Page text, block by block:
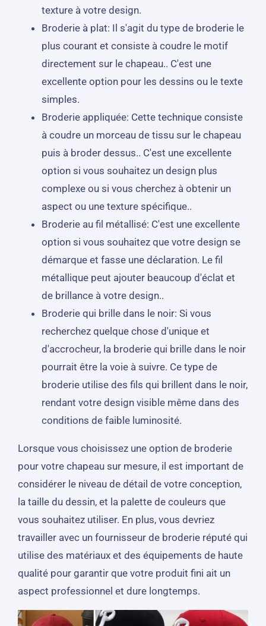
texture à votre design.
Broderie à plat: Il s'agit du type de broderie le
plus courant et consiste à coudre le motif
directement sur le chapeau.. C'est une
excellente option pour les dessins ou le texte
simples.
Broderie appliquée: Cette technique consiste
à coudre un morceau de tissu sur le chapeau
puis à broder dessus.. C'est une excellente
option si vous souhaitez un design plus
complexe ou si vous cherchez à obtenir un
aspect ou une texture spécifique..
Broderie au fil métallisé: C'est une excellente
option si vous souhaitez que votre design se
démarque et fasse une déclaration. Le fil
métallique peut ajouter beaucoup d'éclat et
de brillance à votre design..
Broderie qui brille dans le noir: Si vous
recherchez quelque chose d'unique et
d'accrocheur, la broderie qui brille dans le noir
pourrait être la voie à suivre. Ce type de
broderie utilise des fils qui brillent dans le noir,
rendant votre design visible même dans des
conditions de faible luminosité.
Lorsque vous choisissez une option de broderie
pour votre chapeau sur mesure, il est important de
considérer le niveau de détail de votre conception,
la taille du dessin, et la palette de couleurs que
vous souhaitez utiliser. En plus, vous devriez
travailler avec un fournisseur de broderie réputé qui
utilise des matériaux et des équipements de haute
qualité pour garantir que votre produit fini ait un
aspect professionnel et dure longtemps.